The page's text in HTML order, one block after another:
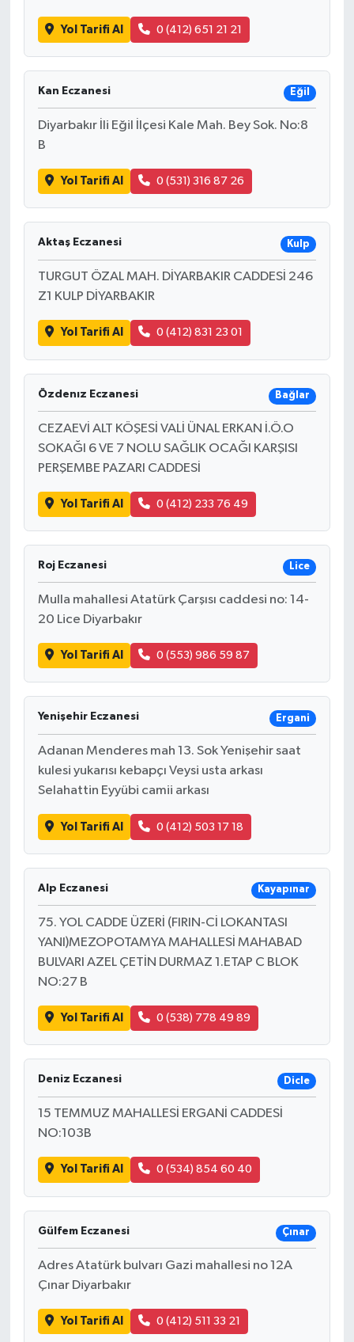
Yol Tarifi Al 0 (412) 651 21 21
Kan Eczanesi Eğil
Diyarbakır İli Eğil İlçesi Kale Mah. Bey Sok. No:8
B
Yol Tarifi Al 0 (531) 316 87 26
Aktaş Eczanesi Kulp
TURGUT ÖZAL MAH. DİYARBAKIR CADDESİ 246
Z1 KULP DİYARBAKIR
Yol Tarifi Al 0 (412) 831 23 01
Özdenız Eczanesi Bağlar
CEZAEVİ ALT KÖŞESİ VALİ ÜNAL ERKAN İ.Ö.O
SOKAĞI 6 VE 7 NOLU SAĞLIK OCAĞI KARŞISI
PERŞEMBE PAZARI CADDESİ
Yol Tarifi Al 0 (412) 233 76 49
Roj Eczanesi Lice
Mulla mahallesi Atatürk Çarşısı caddesi no: 14-
20 Lice Diyarbakır
Yol Tarifi Al 0 (553) 986 59 87
Yenişehir Eczanesi Ergani
Adanan Menderes mah 13. Sok Yenişehir saat
kulesi yukarısı kebapçı Veysi usta arkası
Selahattin Eyyübi camii arkası
Yol Tarifi Al 0 (412) 503 17 18
Alp Eczanesi Kayapınar
75. YOL CADDE ÜZERİ (FIRIN-Cİ LOKANTASI
YANI)MEZOPOTAMYA MAHALLESİ MAHABAD
BULVARI AZEL ÇETİN DURMAZ 1.ETAP C BLOK
NO:27 B
Yol Tarifi Al 0 (538) 778 49 89
Deniz Eczanesi Dicle
15 TEMMUZ MAHALLESİ ERGANİ CADDESİ
NO:103B
Yol Tarifi Al 0 (534) 854 60 40
Gülfem Eczanesi Çınar
Adres Atatürk bulvarı Gazi mahallesi no 12A
Çınar Diyarbakır
Yol Tarifi Al 0 (412) 511 33 21